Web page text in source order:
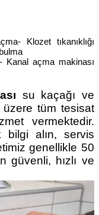
Klozet tıkanıklığı
Kanal açma makinası
su kaçağı ve
üzere tüm tesisat
vermektedir.
bilgi alın, servis
genellikle 50
güvenli, hızlı ve